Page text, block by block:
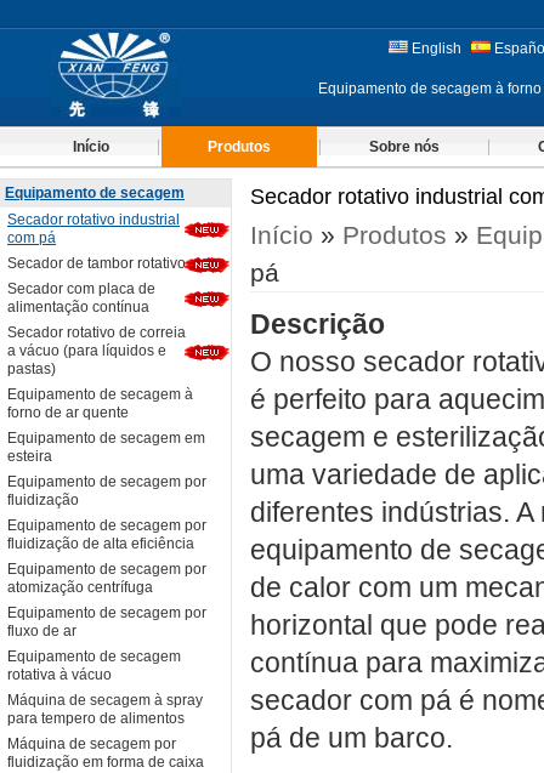
English
Equipamento de secagem à
Início Produtos Sobre nós
Equipamento de secagem
Secador rotativo industrial
com pá
Secador de tambor rotativo
Secador com placa de
alimentação contínua
Secador rotativo de correia
a vácuo (para líquidos e
pastas)
Equipamento de secagem à
forno de ar quente
Equipamento de secagem em
esteira
Equipamento de secagem por
fluidização
Equipamento de secagem por
fluidização de alta eficiência
Equipamento de secagem por
atomização centrífuga
Equipamento de secagem por
fluxo de ar
Equipamento de secagem
rotativa à vácuo
Máquina de secagem à spray
para tempero de alimentos
Máquina de secagem por
fluidização em forma de caixa
Secador rotativo industrial
Início » Produtos »
pá
Descrição
O nosso secador
é perfeito para
secagem e
uma variedade de
diferentes indústrias. A
equipamento de
de calor com um
horizontal que pode
contínua para
secador com pá é
pá de um barco.